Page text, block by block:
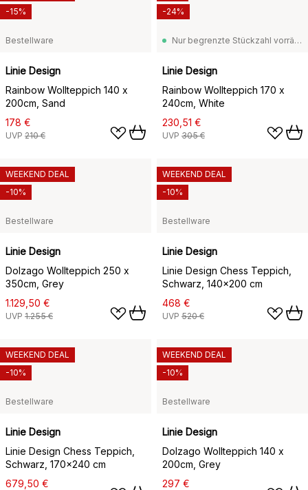
Bestellware
Linie Design
Rainbow Wollteppich 140 x
200cm, Sand
178 €
UVP 210 €
-15%
Nur begrenzte Stückzahl vorrätig
Linie Design
Rainbow Wollteppich 170 x
240cm, White
230,51 €
UVP 305 €
-24%
Bestellware
Linie Design
Dolzago Wollteppich 250 x
350cm, Grey
1.129,50 €
UVP 1.255 €
WEEKEND DEAL
-10%
Bestellware
Linie Design
Linie Design Chess Teppich,
Schwarz, 140x200 cm
468 €
UVP 520 €
WEEKEND DEAL
-10%
Bestellware
Linie Design
Linie Design Chess Teppich,
Schwarz, 170x240 cm
679,50 €
WEEKEND DEAL
-10%
Bestellware
Linie Design
Dolzago Wollteppich 140 x
200cm, Grey
297 €
WEEKEND DEAL
-10%